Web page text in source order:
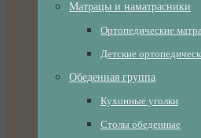
Матрацы и наматрасники
Ортопедические
Детские
Обеденная группа
Кухонные уголки
Столы обеденные